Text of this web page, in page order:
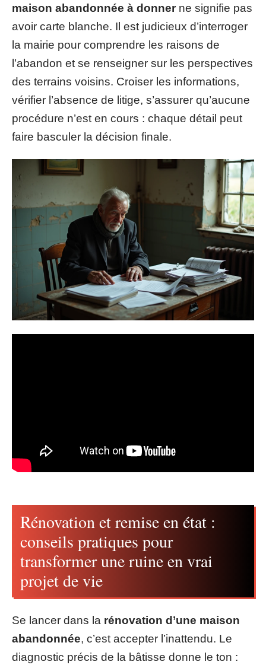
maison abandonnée à donnerne signifie pas
avoir carte blanche. Il est judicieux d’interroger
la mairie pour comprendre les raisons de
l’abandon et se renseigner sur les perspectives
des terrains voisins. Croiser les informations,
vérifier l’absence de litige, s’assurer qu’aucune
procédure n’est en cours : chaque détail peut
faire basculer la décision finale.
Rénovation et remise en état :
conseils pratiques pour
transformer une ruine en vrai
projet de vie
Se lancer dans la rénovation d’une maison
abandonnée, c’est accepter l’inattendu. Le
diagnostic précis de la bâtisse donne le ton :